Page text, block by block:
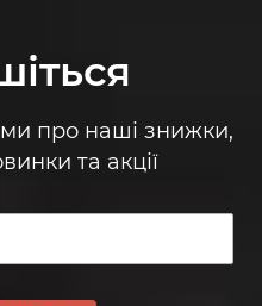
про наші знижки,
та акції